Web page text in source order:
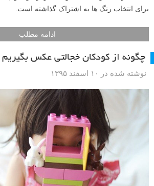
برای انتخاب رنگ ها به اشتراک گذاشته است.
ادامه مطلب
چگونه از کودکان خجالتی عکس بگیریم
نوشته شده در ۱۰ اسفند ۱۳۹۵